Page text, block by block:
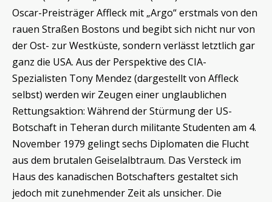
Oscar-Preisträger Affleck mit „Argo“ erstmals von den
rauen Straßen Bostons und begibt sich nicht nur von
der Ost- zur Westküste, sondern verlässt letztlich gar
ganz die USA. Aus der Perspektive des CIA-
Spezialisten Tony Mendez (dargestellt von Affleck
selbst) werden wir Zeugen einer unglaublichen
Rettungsaktion: Während der Stürmung der US-
Botschaft in Teheran durch militante Studenten am 4.
November 1979 gelingt sechs Diplomaten die Flucht
aus dem brutalen Geiselalbtraum. Das Versteck im
Haus des kanadischen Botschafters gestaltet sich
jedoch mit zunehmender Zeit als unsicher. Die